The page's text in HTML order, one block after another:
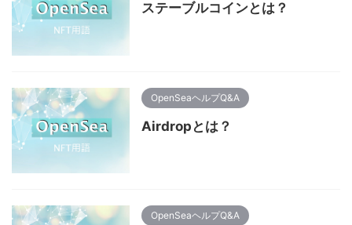
ステーブルコインとは？
OpenSeaヘルプQ&A
Airdropとは？
OpenSeaヘルプQ&A